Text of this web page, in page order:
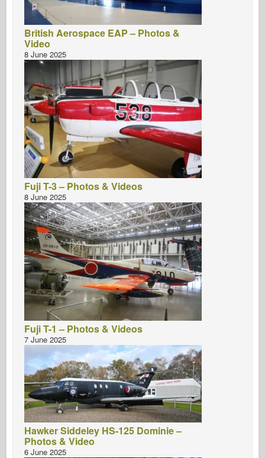
British Aerospace EAP – Photos &
Video
8 June 2025
Fuji T-3 – Photos & Videos
8 June 2025
Fuji T-1 – Photos & Videos
7 June 2025
Hawker Siddeley HS-125 Dominie –
Photos & Video
6 June 2025